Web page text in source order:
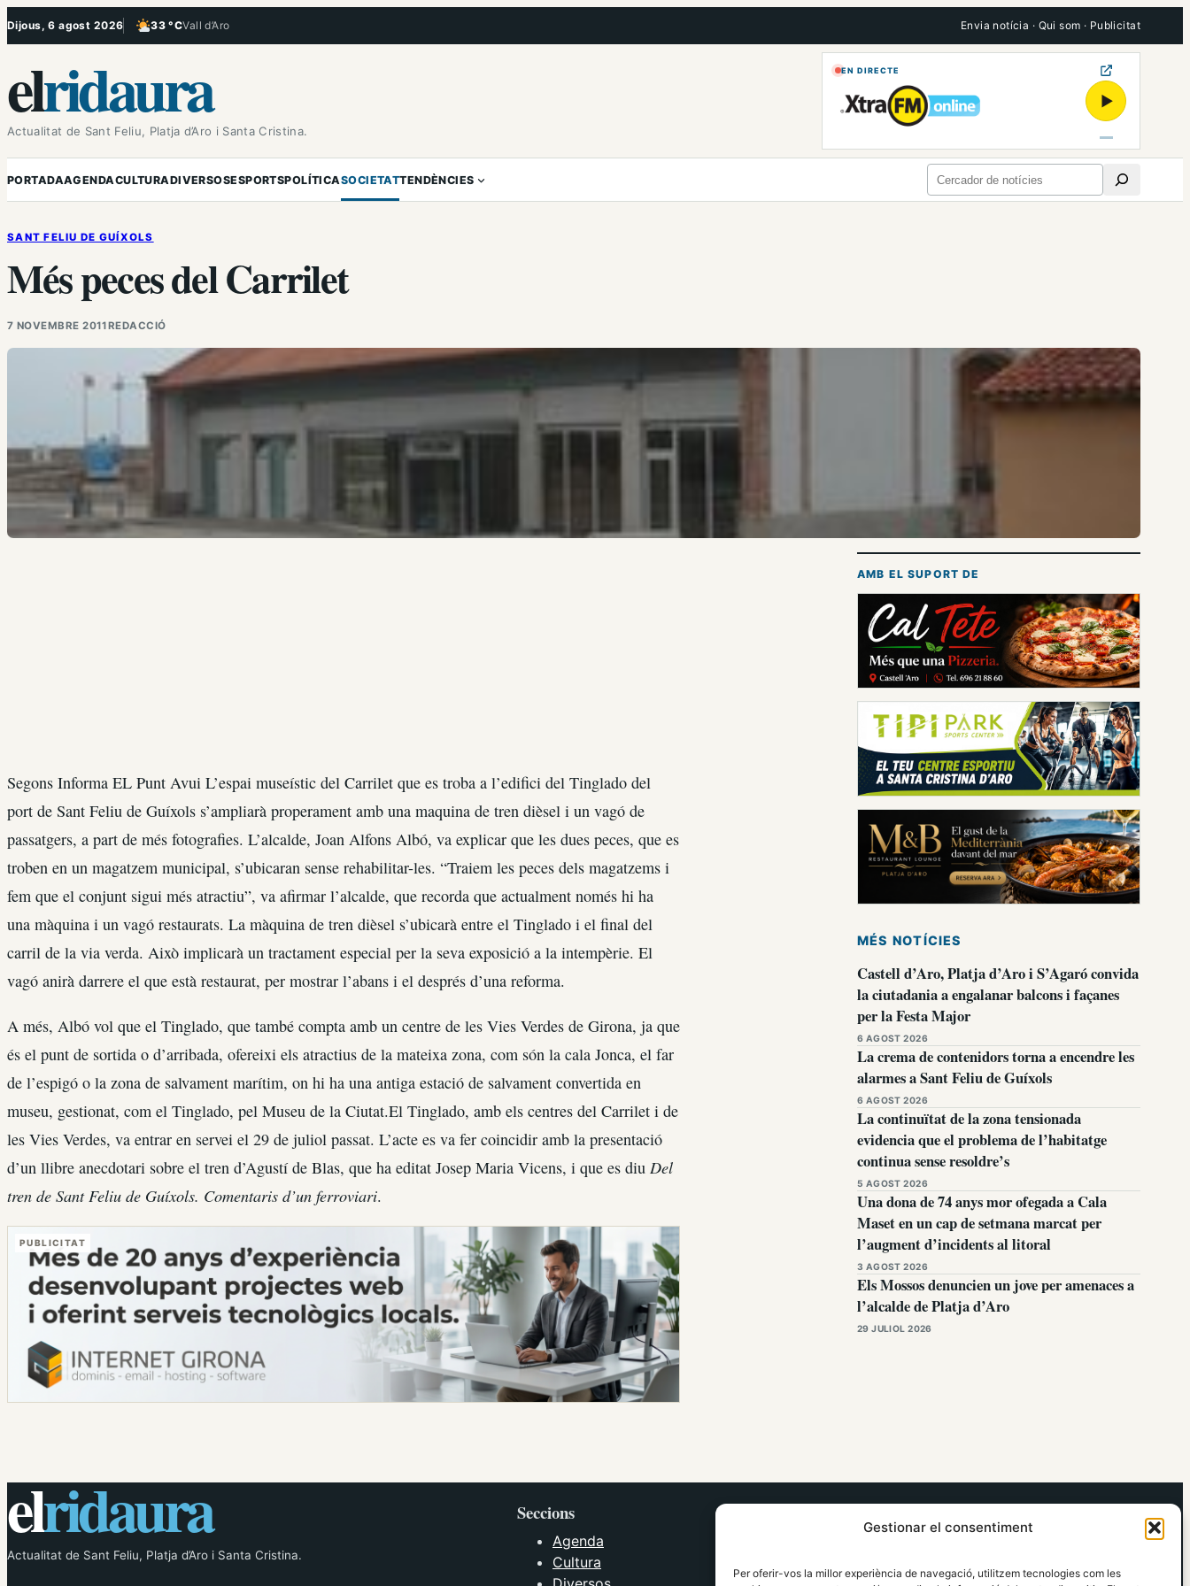
Gestionar el consentiment
Per oferir-vos la millor experiència de navegació, utilitzem tecnologies com les
Vés
Dijous, 6 agost 2026 33 °CVall d’Aro
, Poc ennuvolat Envia notícia · Qui som · Publicitat
elridaura
Actualitat de Sant Feliu, Platja d’Aro i Santa Cristina.
EN DIRECTE
▶
PORTADAAGENDACULTURADIVERSOSESPORTSPOLÍTICASOCIETATTENDÈNCIES Cerca
SANT FELIU DE GUÍXOLS
Més peces del Carrilet
7 NOVEMBRE 2011REDACCIÓ
Segons Informa EL Punt Avui L’espai museístic del Carrilet que es troba a l’edifici del Tinglado del
port de Sant Feliu de Guíxols s’ampliarà properament amb una maquina de tren dièsel i un vagó de
passatgers, a part de més fotografies. L’alcalde, Joan Alfons Albó, va explicar que les dues peces, que es
troben en un magatzem municipal, s’ubicaran sense rehabilitar-les. “Traiem les peces dels magatzems i
fem que el conjunt sigui més atractiu”, va afirmar l’alcalde, que recorda que actualment només hi ha
una màquina i un vagó restaurats. La màquina de tren dièsel s’ubicarà entre el Tinglado i el final del
carril de la via verda. Això implicarà un tractament especial per la seva exposició a la intempèrie. El
vagó anirà darrere el que està restaurat, per mostrar l’abans i el després d’una reforma.
A més, Albó vol que el Tinglado, que també compta amb un centre de les Vies Verdes de Girona, ja que
és el punt de sortida o d’arribada, ofereixi els atractius de la mateixa zona, com són la cala Jonca, el far
de l’espigó o la zona de salvament marítim, on hi ha una antiga estació de salvament convertida en
museu, gestionat, com el Tinglado, pel Museu de la Ciutat.El Tinglado, amb els centres del Carrilet i de
les Vies Verdes, va entrar en servei el 29 de juliol passat. L’acte es va fer coincidir amb la presentació
d’un llibre anecdotari sobre el tren d’Agustí de Blas, que ha editat Josep Maria Vicens, i que es diu Del
tren de Sant Feliu de Guíxols. Comentaris d’un ferroviari.
PUBLICITAT
AMB EL SUPORT DE
MÉS NOTÍCIES
Castell d’Aro, Platja d’Aro i S’Agaró convida
la ciutadania a engalanar balcons i façanes
per la Festa Major
6 AGOST 2026
La crema de contenidors torna a encendre les
alarmes a Sant Feliu de Guíxols
6 AGOST 2026
La continuïtat de la zona tensionada
evidencia que el problema de l’habitatge
continua sense resoldre’s
5 AGOST 2026
Una dona de 74 anys mor ofegada a Cala
Maset en un cap de setmana marcat per
l’augment d’incidents al litoral
3 AGOST 2026
Els Mossos denuncien un jove per amenaces a
l’alcalde de Platja d’Aro
29 JULIOL 2026
elridaura
Actualitat de Sant Feliu, Platja d’Aro i Santa Cristina.
Seccions
Agenda
Cultura